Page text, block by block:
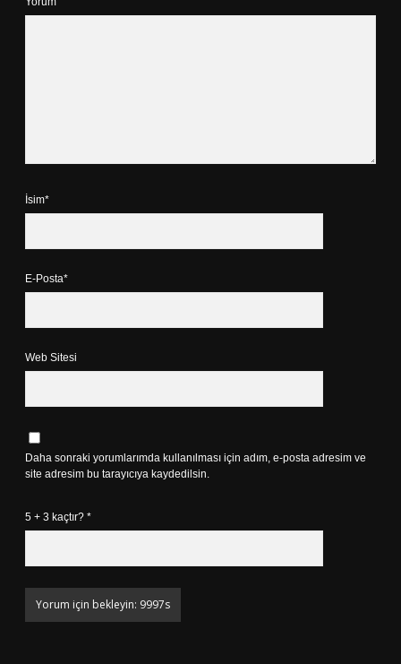
İsim*
E-Posta*
Web Sitesi
Daha sonraki yorumlarımda kullanılması için adım, e-posta adresim ve
site adresim bu tarayıcıya kaydedilsin.
5 + 3 kaçtır? *